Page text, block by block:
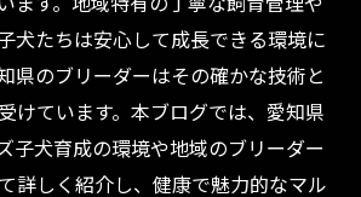
犬たちは安心して成長できる環境に
県のブリーダーはその確かな技術と
けています。本ブログでは、愛知県
子犬育成の環境や地域のブリーダー
詳しく紹介し、健康で魅力的なマル